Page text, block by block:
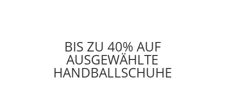
BIS ZU 40% AUF
AUSGEWÄHLTE
HANDBALLSCHUHE